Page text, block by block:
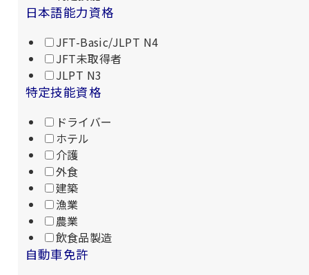
日本語能力資格
JFT-Basic/JLPT N4
JFT未取得者
JLPT N3
特定技能資格
ドライバー
ホテル
介護
外食
建築
漁業
農業
飲食品製造
自動車免許